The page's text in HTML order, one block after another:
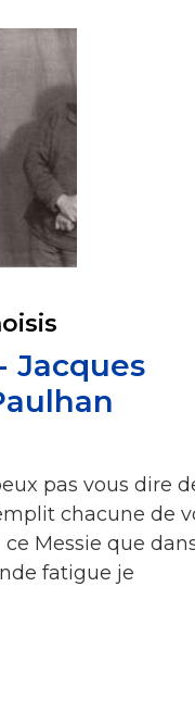
Jacques
pas vous dire
chacune de
Messie que
fatigue je